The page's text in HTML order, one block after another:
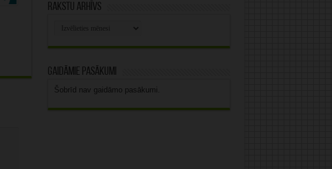
Rakstu arhīvs
Gaidāmie pasākumi
Šobrīd nav gaidāmo pasākumi.